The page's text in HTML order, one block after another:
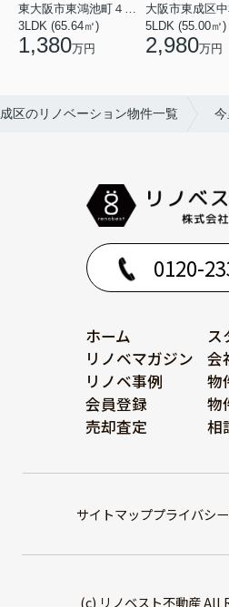
3LDK (65.64㎡)
1,380万円
5LDK (55.00㎡)
2,980万円
区のリノベーション物件一覧
0120-
ホーム
ス
リノベマガジン
会
リノベ事例
物
会員登録
物
売却査定
相
サイトマッププライバシ
(c) リノベスト不動産 All